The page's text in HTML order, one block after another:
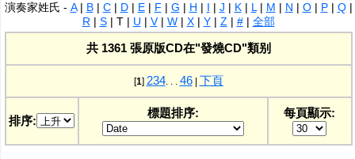
CD
清貨發燒零件
關於唱片
演奏家姓氏 - A| B| C| D| E| F | G | H | I | J | K| L | M | N | O| P| Q|
R | S| T| U | V| W| X| Y| Z | #| 全部
共 1361 張原版CD在"發燒CD"類别
[1] 234. . . 46 下頁
排序:
標題排序: 每頁顯示: